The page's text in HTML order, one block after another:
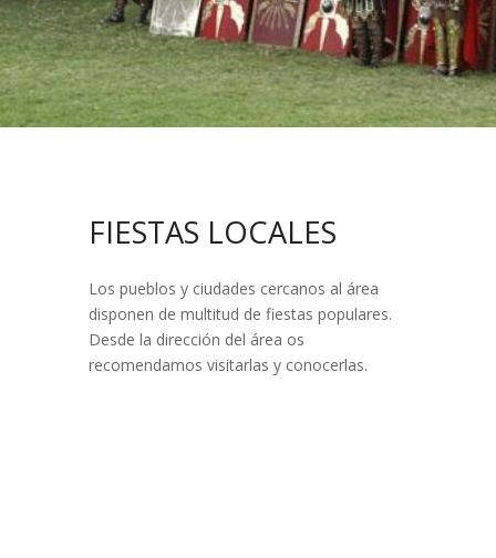
FIESTAS LOCALES
Los pueblos y ciudades cercanos al área
disponen de multitud de fiestas populares.
Desde la dirección del área os
recomendamos visitarlas y conocerlas.